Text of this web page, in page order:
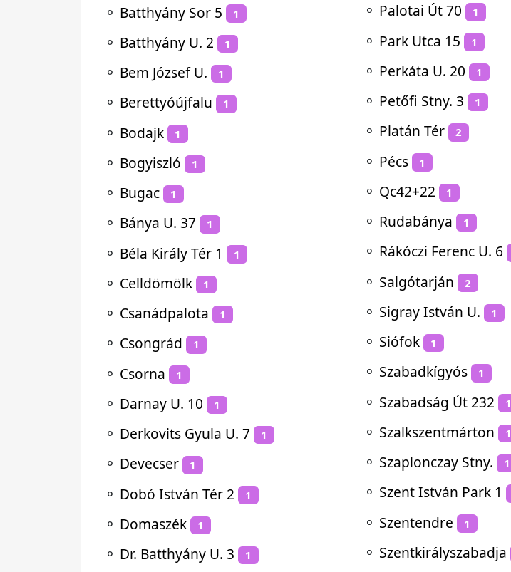
⚬ Batthyány Sor 5 1
⚬ Batthyány U. 2 1
⚬ Bem József U. 1
⚬ Berettyóújfalu 1
⚬ Bodajk 1
⚬ Bogyiszló 1
⚬ Bugac 1
⚬ Bánya U. 37 1
⚬ Béla Király Tér 1 1
⚬ Celldömölk 1
⚬ Csanádpalota 1
⚬ Csongrád 1
⚬ Csorna 1
⚬ Darnay U. 10 1
⚬ Derkovits Gyula U. 7 1
⚬ Devecser 1
⚬ Dobó István Tér 2 1
⚬ Domaszék 1
⚬ Dr. Batthyány U. 3 1
⚬ Palotai Út 70 1
⚬ Park Utca 15 1
⚬ Perkáta U. 20 1
⚬ Petőfi Stny. 3 1
⚬ Platán Tér 2
⚬ Pécs 1
⚬ Qc42+22 1
⚬ Rudabánya 1
⚬ Rákóczi Ferenc U. 6
⚬ Salgótarján 2
⚬ Sigray István U. 1
⚬ Siófok 1
⚬ Szabadkígyós 1
⚬ Szabadság Út 232 1
⚬ Szalkszentmárton 1
⚬ Szaplonczay Stny. 1
⚬ Szent István Park 1
⚬ Szentendre 1
⚬ Szentkirályszabadja